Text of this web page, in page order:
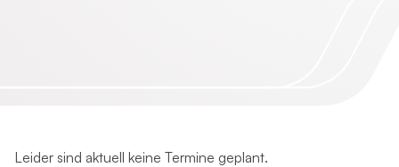
Leider sind aktuell keine Termine geplant.